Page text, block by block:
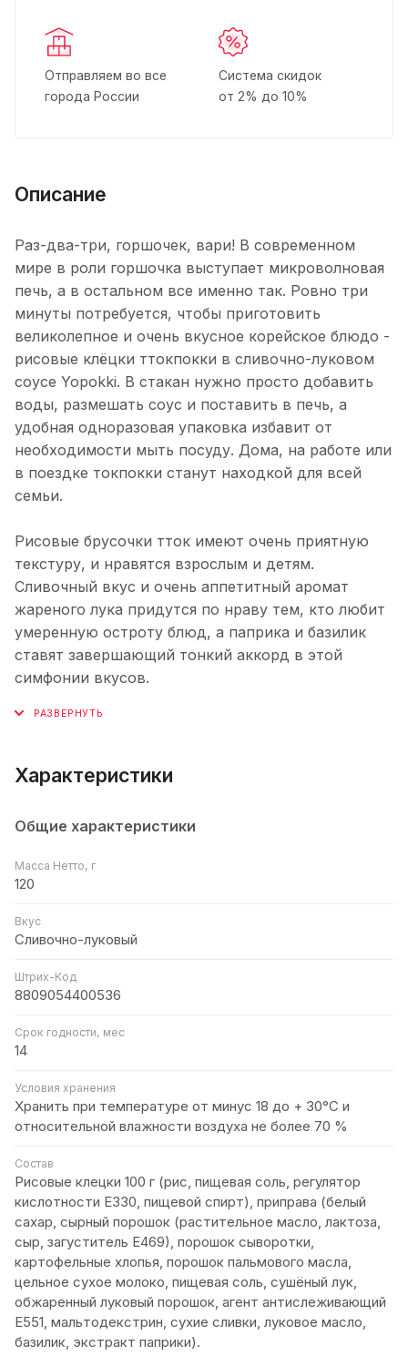
Отправляем во все
города России
Система скидок
от 2% до 10%
Описание
Раз-два-три, горшочек, вари! В современном
мире в роли горшочка выступает микроволновая
печь, а в остальном все именно так. Ровно три
минуты потребуется, чтобы приготовить
великолепное и очень вкусное корейское блюдо -
рисовые клёцки ттокпокки в сливочно-луковом
соусе Yopokki. В стакан нужно просто добавить
воды, размешать соус и поставить в печь, а
удобная одноразовая упаковка избавит от
необходимости мыть посуду. Дома, на работе или
в поездке токпокки станут находкой для всей
семьи.
Рисовые брусочки тток имеют очень приятную
текстуру, и нравятся взрослым и детям.
Сливочный вкус и очень аппетитный аромат
жареного лука придутся по нраву тем, кто любит
умеренную остроту блюд, а паприка и базилик
ставят завершающий тонкий аккорд в этой
симфонии вкусов.
Характеристики
Общие характеристики
Масса Нетто, г
120
Вкус
Сливочно-луковый
Штрих-Код
8809054400536
Срок годности, мес
14
Условия хранения
Хранить при температуре от минус 18 до + 30°C и
относительной влажности воздуха не более 70 %
Состав
Рисовые клецки 100 г (рис, пищевая соль, регулятор
кислотности Е330, пищевой спирт), приправа (белый
сахар, сырный порошок (растительное масло, лактоза,
сыр, загуститель Е469), порошок сыворотки,
картофельные хлопья, порошок пальмового масла,
цельное сухое молоко, пищевая соль, сушёный лук,
обжаренный луковый порошок, агент антислеживающий
Е551, мальтодекстрин, сухие сливки, луковое масло,
базилик, экстракт паприки).